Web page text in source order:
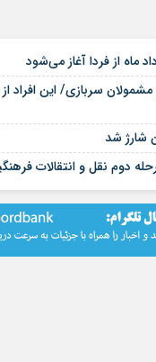
ماه از فردا آغاز می‌شود
سربازی/ این افراد
شارژ شد
دوم نقل و انتقالات